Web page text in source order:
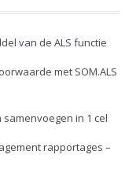
van de ALS functie
met SOM.ALS
in 1 cel
rapportages –